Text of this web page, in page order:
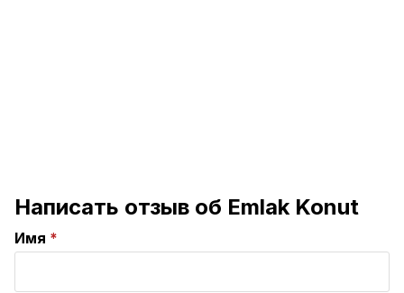
Написать отзыв об Emlak Konut
Имя